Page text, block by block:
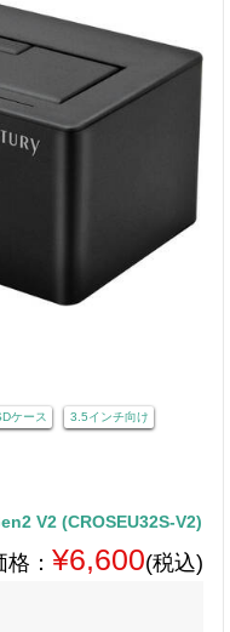
ケース 3.5インチ向け
V2 (CROSEU32S-V2)
： ¥6,600(税込)